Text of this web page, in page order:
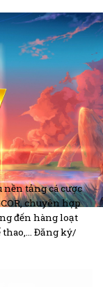
tảng cá cược
chuyên hợp
đến hàng loạt
Đăng ký/